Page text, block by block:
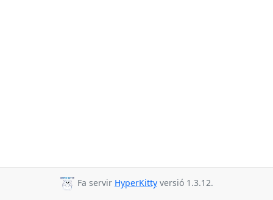
Fa servir HyperKitty versió 1.3.12.